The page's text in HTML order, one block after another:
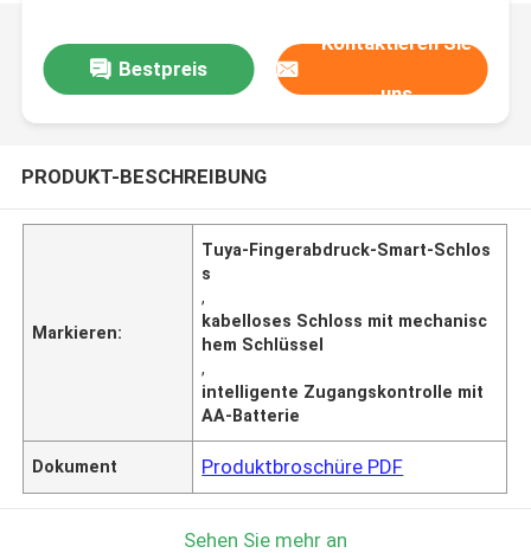
Bestpreis
Kontaktieren Sie
uns
PRODUKT-BESCHREIBUNG
Markieren:
Tuya-Fingerabdruck-Smart-Schlos
s
,
kabelloses Schloss mit mechanisc
hem Schlüssel
,
intelligente Zugangskontrolle mit
AA-Batterie
Dokument Produktbroschüre PDF
Sehen Sie mehr an